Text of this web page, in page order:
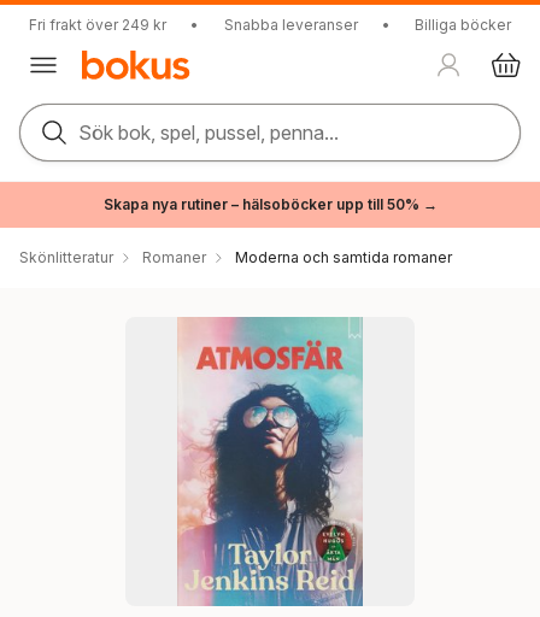
Fri frakt över 249 kr • Snabba leveranser • Billiga böcker
Sök bok, spel, pussel, penna...
Skapa nya rutiner – hälsoböcker upp till 50% →
Skönlitteratur Romaner Moderna och samtida romaner